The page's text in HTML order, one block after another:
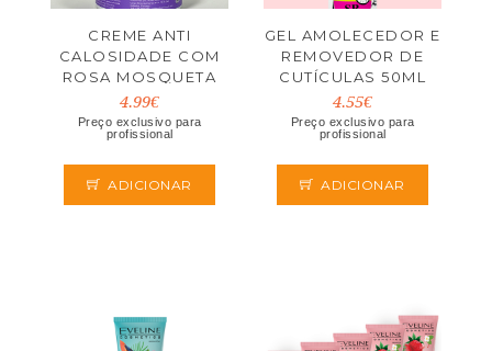
CREME ANTI
CALOSIDADE COM
ROSA MOSQUETA
100ML
4.99€
Preço exclusivo para
profissional
ADICIONAR
GEL AMOLECEDOR E
REMOVEDOR DE
CUTÍCULAS 50ML
4.55€
Preço exclusivo para
profissional
ADICIONAR